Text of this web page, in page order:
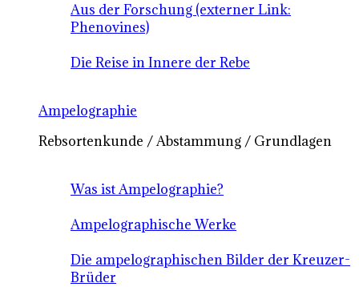
Aus der Forschung (externer Link:
Phenovines)
Die Reise in Innere der Rebe
Ampelographie
Rebsortenkunde / Abstammung / Grundlagen
Was ist Ampelographie?
Ampelographische Werke
Die ampelographischen Bilder der Kreuzer-
Brüder